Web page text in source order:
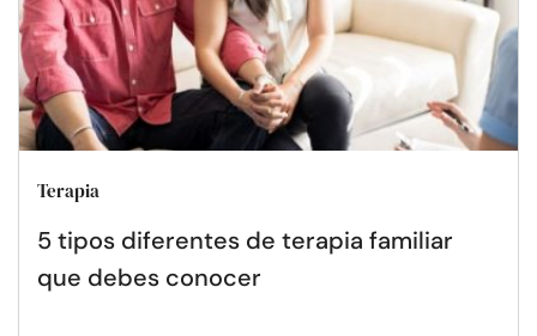
Terapia
5 tipos diferentes de terapia familiar
que debes conocer